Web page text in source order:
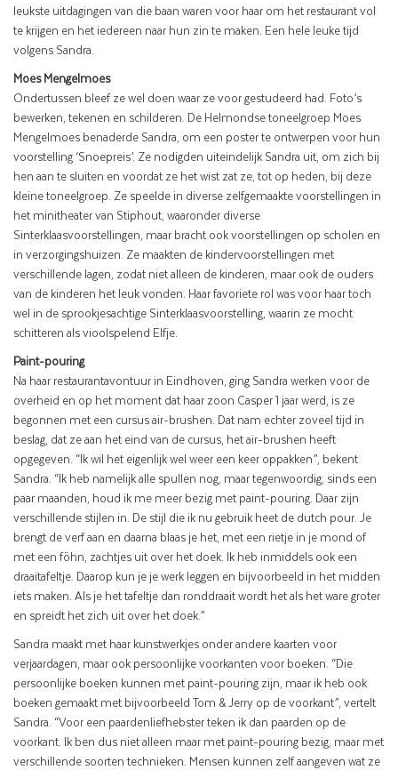
leukste uitdagingen van die baan waren voor haar om het restaurant vol
te krijgen en het iedereen naar hun zin te maken. Een hele leuke tijd
volgens Sandra.
Moes Mengelmoes
Ondertussen bleef ze wel doen waar ze voor gestudeerd had. Foto’s
bewerken, tekenen en schilderen. De Helmondse toneelgroep Moes
Mengelmoes benaderde Sandra, om een poster te ontwerpen voor hun
voorstelling ‘Snoepreis’. Ze nodigden uiteindelijk Sandra uit, om zich bij
hen aan te sluiten en voordat ze het wist zat ze, tot op heden, bij deze
kleine toneelgroep. Ze speelde in diverse zelfgemaakte voorstellingen in
het minitheater van Stiphout, waaronder diverse
Sinterklaasvoorstellingen, maar bracht ook voorstellingen op scholen en
in verzorgingshuizen. Ze maakten de kindervoorstellingen met
verschillende lagen, zodat niet alleen de kinderen, maar ook de ouders
van de kinderen het leuk vonden. Haar favoriete rol was voor haar toch
wel in de sprookjesachtige Sinterklaasvoorstelling, waarin ze mocht
schitteren als vioolspelend Elfje.
Paint-pouring
Na haar restaurantavontuur in Eindhoven, ging Sandra werken voor de
overheid en op het moment dat haar zoon Casper 1 jaar werd, is ze
begonnen met een cursus air-brushen. Dat nam echter zoveel tijd in
beslag, dat ze aan het eind van de cursus, het air-brushen heeft
opgegeven. “Ik wil het eigenlijk wel weer een keer oppakken”, bekent
Sandra. “Ik heb namelijk alle spullen nog, maar tegenwoordig, sinds een
paar maanden, houd ik me meer bezig met paint-pouring. Daar zijn
verschillende stijlen in. De stijl die ik nu gebruik heet de dutch pour. Je
brengt de verf aan en daarna blaas je het, met een rietje in je mond of
met een föhn, zachtjes uit over het doek. Ik heb inmiddels ook een
draaitafeltje. Daarop kun je je werk leggen en bijvoorbeeld in het midden
iets maken. Als je het tafeltje dan ronddraait wordt het als het ware groter
en spreidt het zich uit over het doek.”
Sandra maakt met haar kunstwerkjes onder andere kaarten voor
verjaardagen, maar ook persoonlijke voorkanten voor boeken. “Die
persoonlijke boeken kunnen met paint-pouring zijn, maar ik heb ook
boeken gemaakt met bijvoorbeeld Tom & Jerry op de voorkant”, vertelt
Sandra. “Voor een paardenliefhebster teken ik dan paarden op de
voorkant. Ik ben dus niet alleen maar met paint-pouring bezig, maar met
verschillende soorten technieken. Mensen kunnen zelf aangeven wat ze